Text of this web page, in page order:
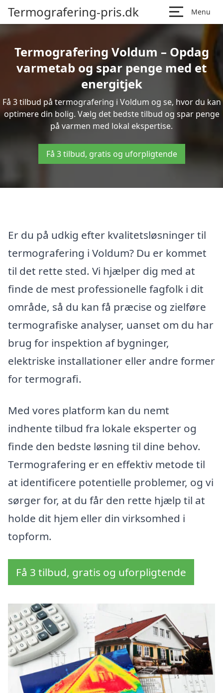
Termografering-pris.dk Menu
Termografering Voldum – Opdag
varmetab og spar penge med et
energitjek
Få 3 tilbud på termografering i Voldum og se, hvor du kan
optimere din bolig. Vælg det bedste tilbud og spar penge
på varmen med lokal ekspertise.
Få 3 tilbud, gratis og uforpligtende
Er du på udkig efter kvalitetsløsninger til
termografering i Voldum? Du er kommet
til det rette sted. Vi hjælper dig med at
finde de mest professionelle fagfolk i dit
område, så du kan få præcise og zielføre
termografiske analyser, uanset om du har
brug for inspektion af bygninger,
elektriske installationer eller andre former
for termografi.
Med vores platform kan du nemt
indhente tilbud fra lokale eksperter og
finde den bedste løsning til dine behov.
Termografering er en effektiv metode til
at identificere potentielle problemer, og vi
sørger for, at du får den rette hjælp til at
holde dit hjem eller din virksomhed i
topform.
Få 3 tilbud, gratis og uforpligtende